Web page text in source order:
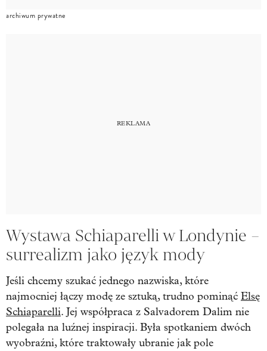
archiwum prywatne
Wystawa Schiaparelli w Londynie –
surrealizm jako język mody
Jeśli chcemy szukać jednego nazwiska, które
najmocniej łączy modę ze sztuką, trudno pominąć Elsę
Schiaparelli. Jej współpraca z Salvadorem Dalim nie
polegała na luźnej inspiracji. Była spotkaniem dwóch
wyobraźni, które traktowały ubranie jak pole